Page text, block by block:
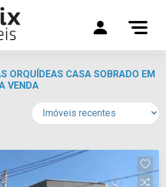
ORQUÍDEAS CASA SOBRADO EM
VENDA